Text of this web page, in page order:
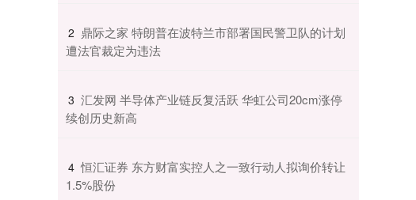
2 ​鼎际之家 特朗普在波特兰市部署国民警卫队的计划
遭法官裁定为违法
3 ​汇发网 半导体产业链反复活跃 华虹公司20cm涨停
续创历史新高
4 ​恒汇证券 东方财富实控人之一致行动人拟询价转让
1.5%股份